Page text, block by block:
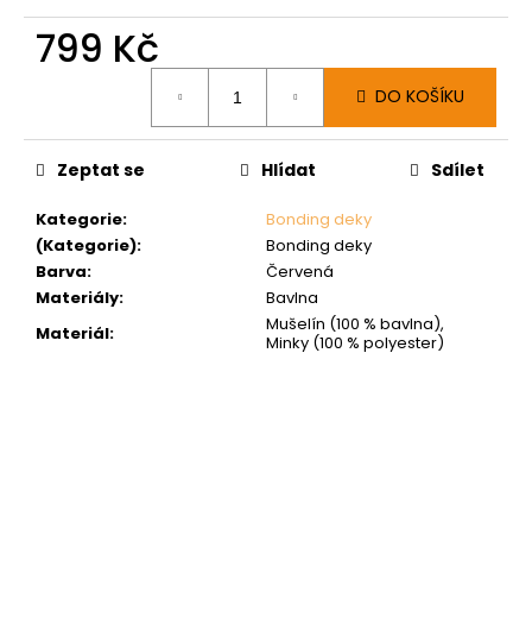
799 Kč
DO KOŠÍKU
Kategorie:
Bonding deky
(Kategorie):
Bonding deky
Barva:
Červená
Materiály:
Bavlna
Materiál:
Mušelín (100 % bavlna),
Minky (100 % polyester)
Zeptat se Hlídat Sdílet